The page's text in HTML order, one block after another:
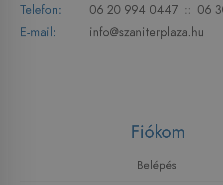
Telefon:
06 20 994 0447 :: 06
E-mail:
info@szaniterplaza.hu
Fiókom
Belépés